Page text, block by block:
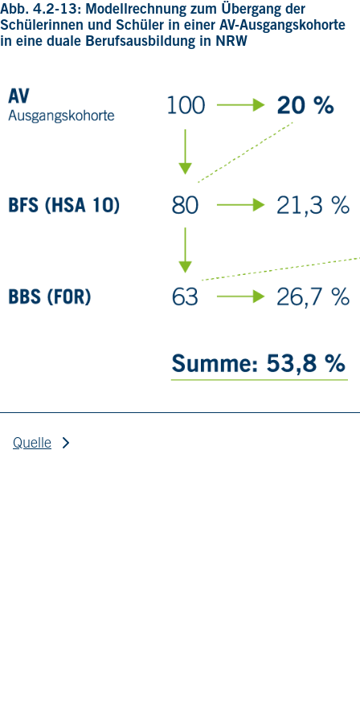
Abb. 4.2-13: Modellrechnung zum Übergang der
Schülerinnen und Schüler in einer AV-Ausgangskohorte
in eine duale Berufsausbildung in NRW
Quelle